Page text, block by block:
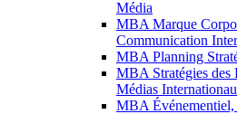
Média
MBA Marque
Communication
MBA Planning
MBA Stratégies des
Médias
MBA Événementiel,